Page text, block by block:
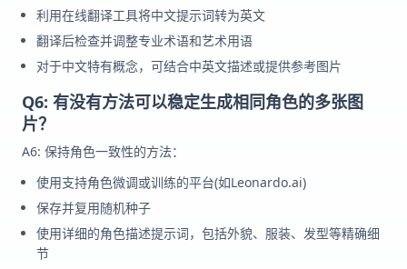
利用在线翻译工具将中文提示词转为英文
翻译后检查并调整专业术语和艺术用语
对于中文特有概念，可结合中英文描述或提供参考图片
Q6: 有没有方法可以稳定生成相同角色的多张图
片？
A6: 保持角色一致性的方法：
使用支持角色微调或训练的平台(如Leonardo.ai)
保存并复用随机种子
使用详细的角色描述提示词，包括外貌、服装、发型等精确细
节